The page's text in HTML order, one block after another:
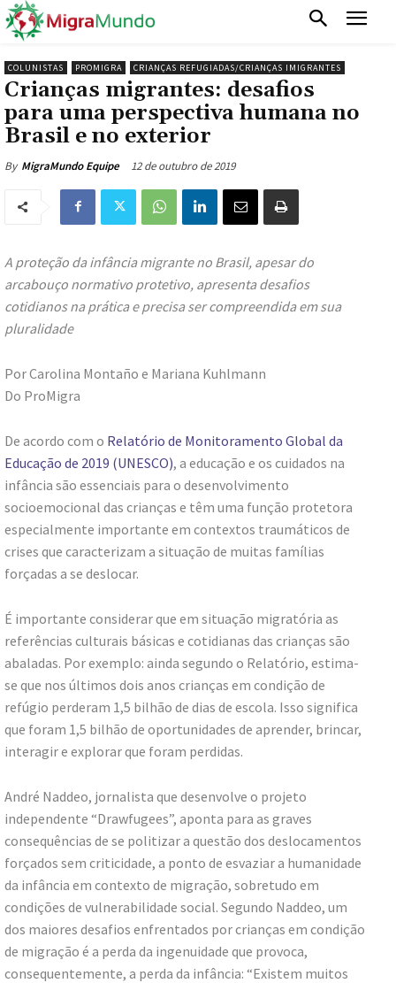
COLUNISTAS PROMIGRA CRIANÇAS REFUGIADAS/CRIANÇAS IMIGRANTES
Crianças migrantes: desafios
para uma perspectiva humana no
Brasil e no exterior
By MigraMundo Equipe 12 de outubro de 2019
A proteção da infância migrante no Brasil, apesar do
arcabouço normativo protetivo, apresenta desafios
cotidianos na prática e precisa ser compreendida em sua
pluralidade
Por Carolina Montaño e Mariana Kuhlmann
Do ProMigra
De acordo com o Relatório de Monitoramento Global da
Educação de 2019 (UNESCO), a educação e os cuidados na
infância são essenciais para o desenvolvimento
socioemocional das crianças e têm uma função protetora
especialmente importante em contextos traumáticos de
crises que caracterizam a situação de muitas famílias
forçadas a se deslocar.
É importante considerar que em situação migratória as
referências culturais básicas e cotidianas das crianças são
abaladas. Por exemplo: ainda segundo o Relatório, estima-
se que nos últimos dois anos crianças em condição de
refúgio perderam 1,5 bilhão de dias de escola. Isso significa
que foram 1,5 bilhão de oportunidades de aprender, brincar,
interagir e explorar que foram perdidas.
André Naddeo, jornalista que desenvolve o projeto
independente “Drawfugees”, aponta para as graves
consequências de se politizar a questão dos deslocamentos
forçados sem criticidade, a ponto de esvaziar a humanidade
da infância em contexto de migração, sobretudo em
condições de vulnerabilidade social. Segundo Naddeo, um
dos maiores desafios enfrentados por crianças em condição
de migração é a perda da ingenuidade que provoca,
consequentemente, a perda da infância: “Existem muitos